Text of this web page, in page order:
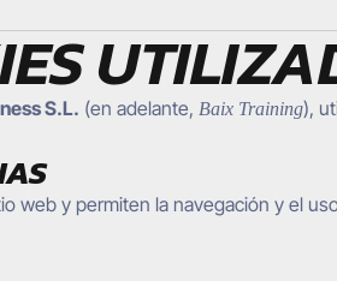
S.L. (en adelante, Baix Training),
web y permiten la navegación y el